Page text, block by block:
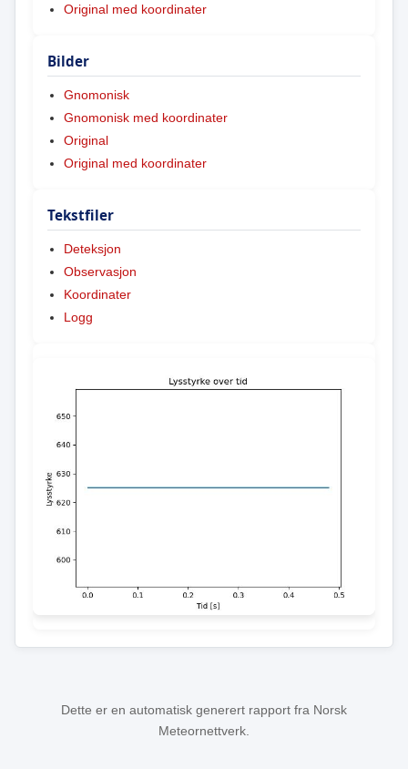
Original med koordinater
Bilder
Gnomonisk
Gnomonisk med koordinater
Original
Original med koordinater
Tekstfiler
Deteksjon
Observasjon
Koordinater
Logg
Dette er en automatisk generert rapport fra Norsk
Meteornettverk.